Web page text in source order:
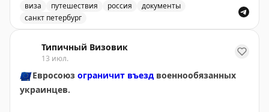
Доступны даты:
29.09.2026 (2 шт.): 16:10, 16:20
Всего свободных мест:3
виза путешествия россия
документы
санкт петербург
Типичный Визовик
13 июл.
🇪🇺Евросоюз ограничит въездвоеннообязанных
украинцев.